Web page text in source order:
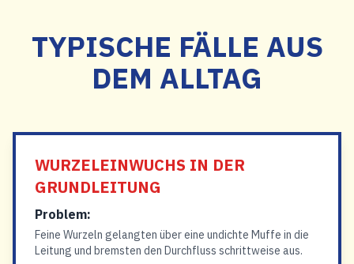
TYPISCHE FÄLLE AUS
DEM ALLTAG
WURZELEINWUCHS IN DER
GRUNDLEITUNG
Problem:
Feine Wurzeln gelangten über eine undichte Muffe in die
Leitung und bremsten den Durchfluss schrittweise aus.